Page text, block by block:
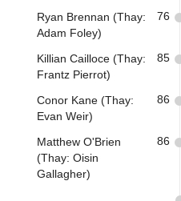
Ryan Brennan (Thay:
Adam Foley)
76
Killian Cailloce (Thay:
Frantz Pierrot)
85
Conor Kane (Thay:
Evan Weir)
86
Matthew O'Brien
(Thay: Oisin
Gallagher)
86